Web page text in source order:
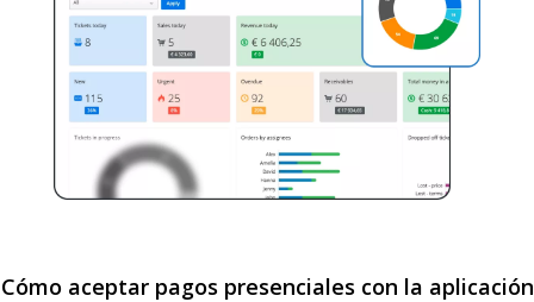
Cómo aceptar pagos presenciales con la aplicación